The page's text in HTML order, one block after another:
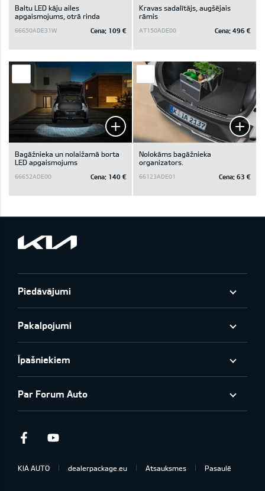
Baltu LED kāju ailes
apgaismojums, otrā rinda
66650ADE31W Cena: 109 €
Kravas sadalītājs, augšējais
rāmis
AT150ADE00 Cena: 496 €
Bagāžnieka un nolaižamā borta
LED apgaismojums
66652ADE00 Cena: 140 €
Nolokāms bagāžnieka
organizators.
66123ADE01 Cena: 63 €
Piedāvājumi
Pakalpojumi
Īpašniekiem
Par Forum Auto
Facebook
KIA AUTO dealerpackage.eu Atsauksmes Pasaulē